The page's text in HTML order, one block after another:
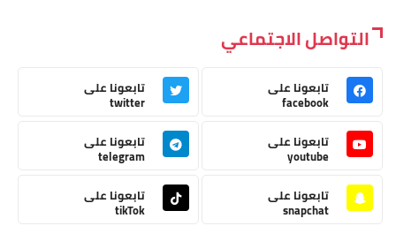
التواصل الاجتماعي
تابعونا على
facebook
تابعونا على
twitter
تابعونا على
youtube
تابعونا على
telegram
تابعونا على
snapchat
تابعونا على
tikTok